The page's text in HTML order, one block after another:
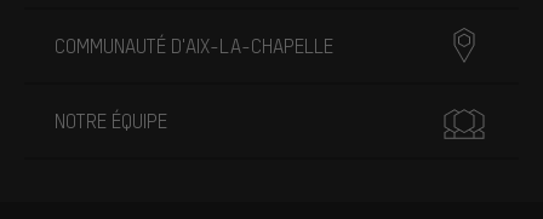
COMMUNAUTÉ D'AIX-LA-CHAPELLE
NOTRE ÉQUIPE